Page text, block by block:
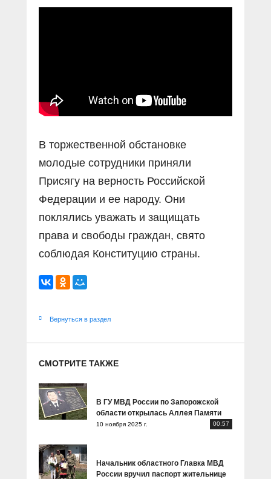
Социальные ролики
В торжественной обстановке
молодые сотрудники приняли
Присягу на верность Российской
Федерации и ее народу. Они
поклялись уважать и защищать
права и свободы граждан, свято
соблюдая Конституцию страны.
Вернуться в раздел
СМОТРИТЕ ТАКЖЕ
В ГУ МВД России по Запорожской
области открылась Аллея Памяти
10 ноября 2025 г. 00:57
Начальник областного Главка МВД
России вручил паспорт жительнице